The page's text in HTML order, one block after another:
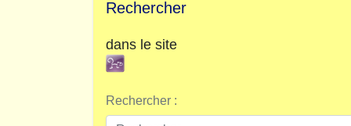
Rechercher
dans le site
Rechercher :